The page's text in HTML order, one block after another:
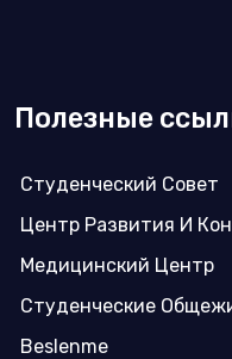
Полезные
Студенческий Совет
Центр Развития И
Медицинский Центр
Студенческие
Beslenme